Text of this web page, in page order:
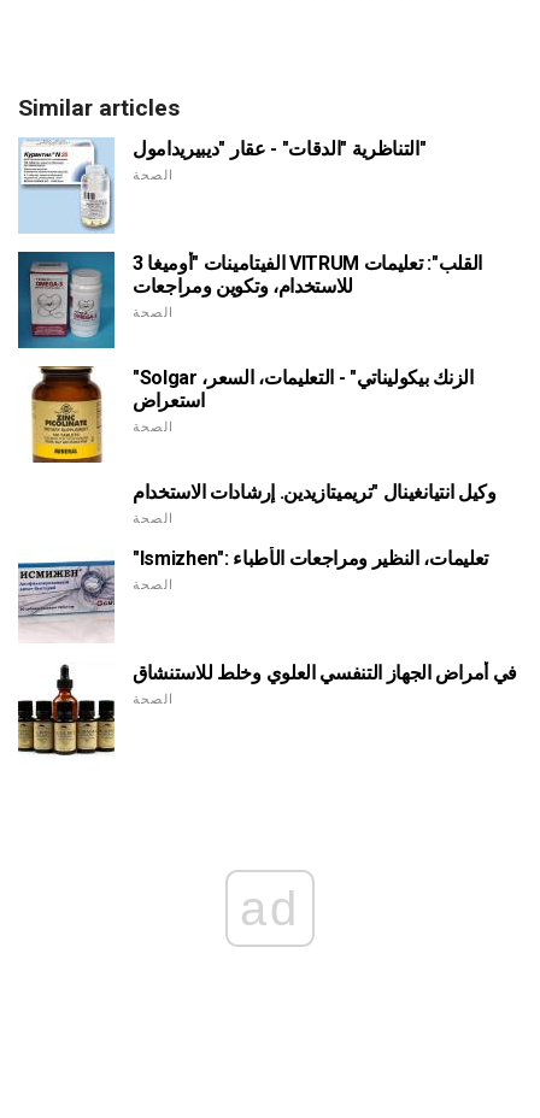
Similar articles
التناظرية "الدقات" - عقار "ديبيريدامول"
الصحة
الفيتامينات "أوميغا 3 VITRUM القلب": تعليمات
للاستخدام، وتكوين ومراجعات
الصحة
"Solgar الزنك بيكوليناتي" - التعليمات، السعر،
استعراض
الصحة
وكيل انتيانغينال "تريميتازيدين. إرشادات الاستخدام
الصحة
"Ismizhen": تعليمات، النظير ومراجعات الأطباء
الصحة
في أمراض الجهاز التنفسي العلوي وخلط للاستنشاق
الصحة
ad